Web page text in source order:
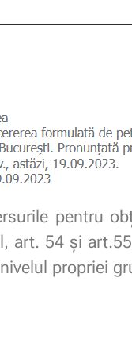
pentru
art. 54 și
propriei